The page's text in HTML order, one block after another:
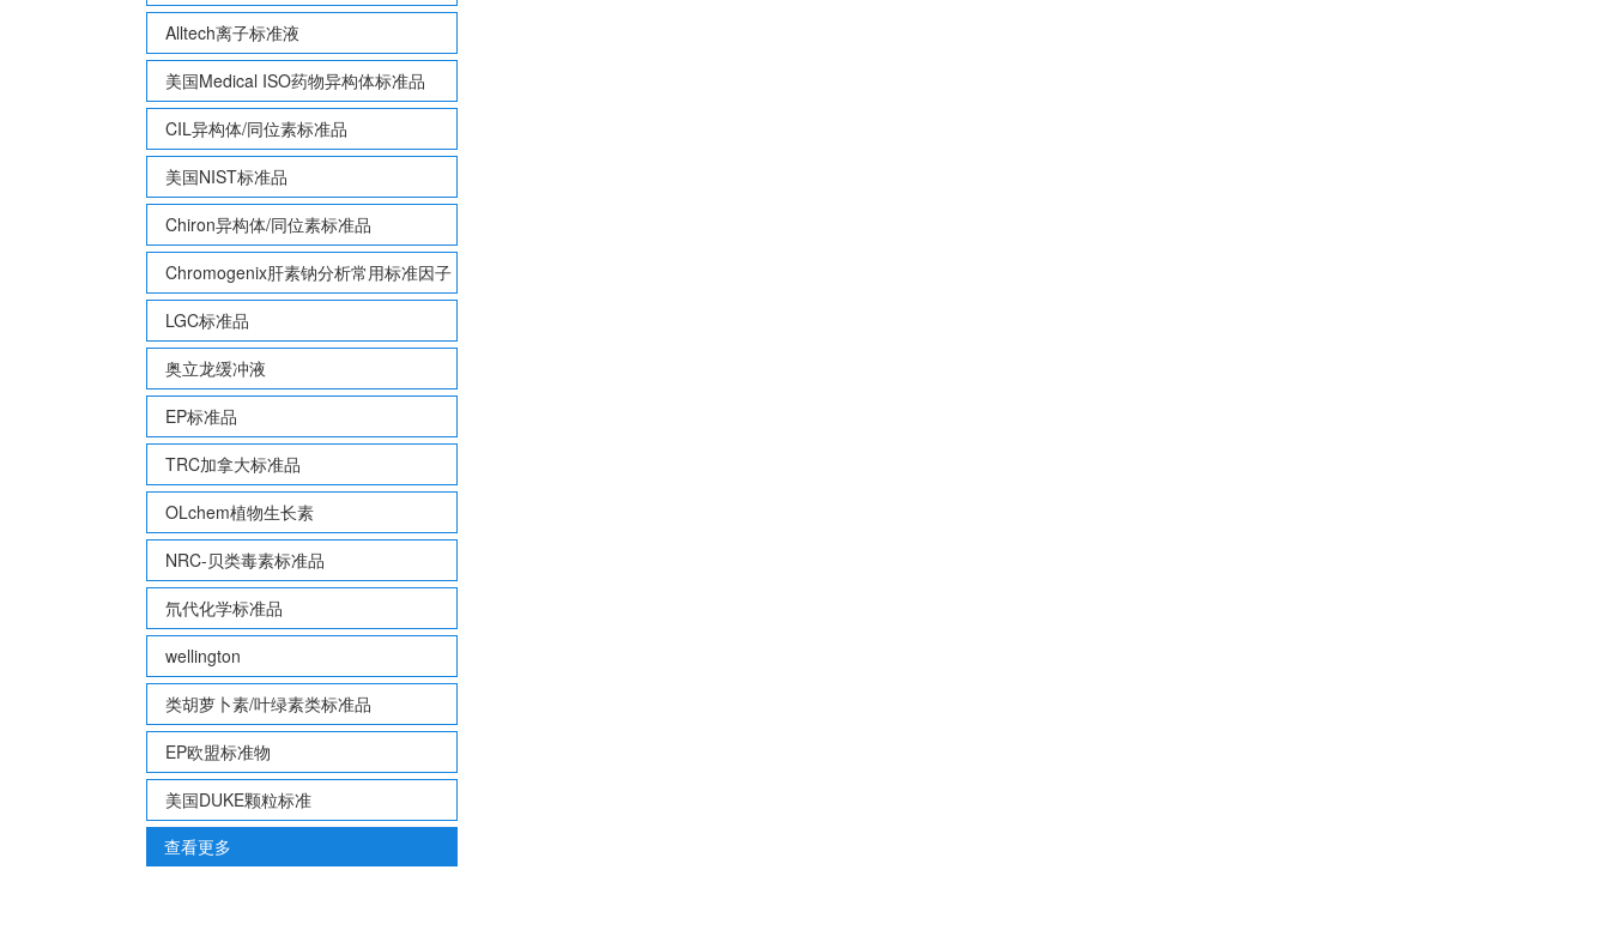
Alltech离子标准液
美国Medical ISO药物异构体标准品
CIL异构体/同位素标准品
美国NIST标准品
Chiron异构体/同位素标准品
Chromogenix肝素钠分析常用标准因子
LGC标准品
奥立龙缓冲液
EP标准品
TRC加拿大标准品
OLchem植物生长素
NRC-贝类毒素标准品
氘代化学标准品
wellington
类胡萝卜素/叶绿素类标准品
EP欧盟标准物
美国DUKE颗粒标准
查看更多